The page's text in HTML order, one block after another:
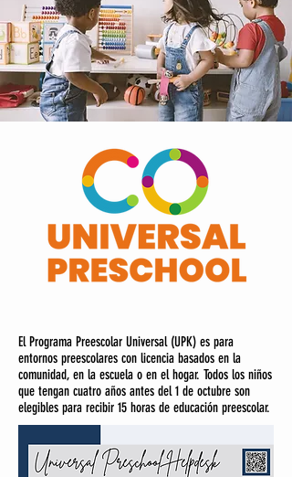
El Programa Preescolar Universal (UPK) es para
entornos preescolares con licencia basados en la
comunidad, en la escuela o en el hogar. Todos los niños
que tengan cuatro años antes del 1 de octubre son
elegibles para recibir 15 horas de educación preescolar.